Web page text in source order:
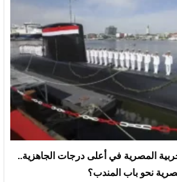
المصرية في أعلى درجات الجاهزية..
نحو باب المندب؟